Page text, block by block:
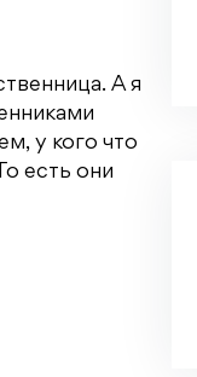
А я
у кого что
есть они